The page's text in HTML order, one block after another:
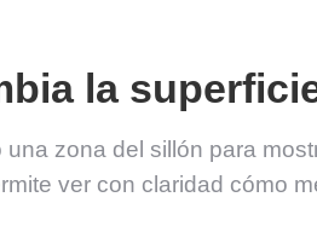
la
zona del sillón para
ver con claridad cómo